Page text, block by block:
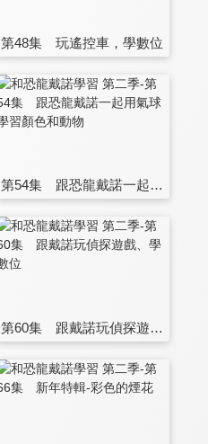
第48集 玩遙控車，學數位
第54集 跟恐龍戴諾一起用氣球學習顏色和動物
第60集 跟戴諾玩偵探遊戲、學數位